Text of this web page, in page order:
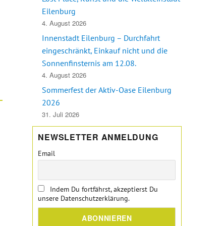
Eilenburg
4. August 2026
Innenstadt Eilenburg – Durchfahrt
eingeschränkt, Einkauf nicht und die
Sonnenfinsternis am 12.08.
4. August 2026
Sommerfest der Aktiv-Oase Eilenburg
2026
31. Juli 2026
NEWSLETTER ANMELDUNG
Email
Indem Du fortfährst, akzeptierst Du
unsere Datenschutzerklärung.